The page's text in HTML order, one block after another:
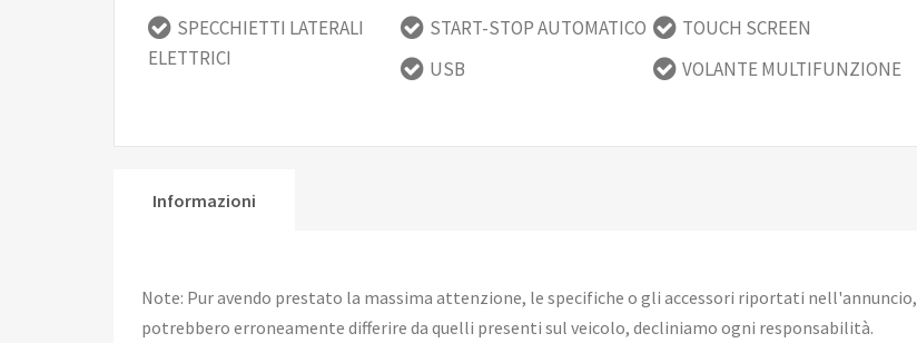
SPECCHIETTI LATERALI
ELETTRICI
START-STOP AUTOMATICO
TOUCH SCREEN
USB
VOLANTE MULTIFUNZIONE
Informazioni
Note: Pur avendo prestato la massima attenzione, le specifiche o gli accessori riportati nell'annuncio,
potrebbero erroneamente differire da quelli presenti sul veicolo, decliniamo ogni responsabilità.